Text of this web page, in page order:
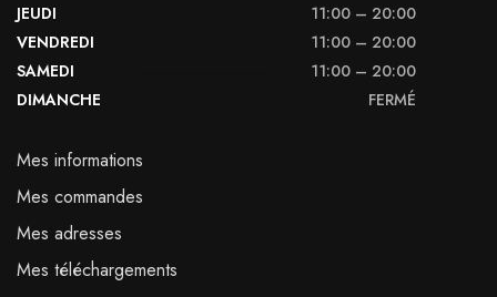
JEUDI
11:00 – 20:00
VENDREDI
11:00 – 20:00
SAMEDI
11:00 – 20:00
DIMANCHE
FERMÉ
Mes informations
Mes commandes
Mes adresses
Mes téléchargements